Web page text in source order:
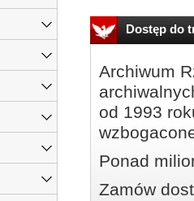
Dostęp do
Archiwum
od 1993
Ponad
Zamów